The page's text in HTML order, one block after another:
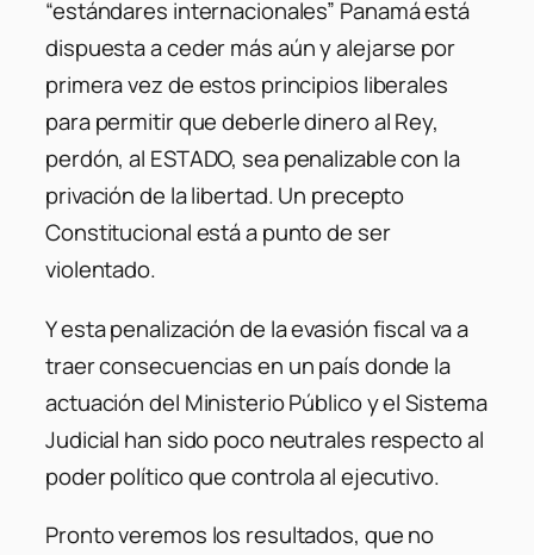
“estándares internacionales” Panamá está
dispuesta a ceder más aún y alejarse por
primera vez de estos principios liberales
para permitir que deberle dinero al Rey,
perdón, al ESTADO, sea penalizable con la
privación de la libertad. Un precepto
Constitucional está a punto de ser
violentado.
Y esta penalización de la evasión fiscal va a
traer consecuencias en un país donde la
actuación del Ministerio Público y el Sistema
Judicial han sido poco neutrales respecto al
poder político que controla al ejecutivo.
Pronto veremos los resultados, que no